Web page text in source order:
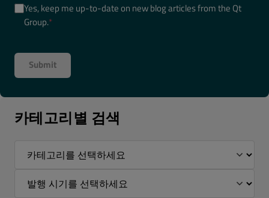
Yes, keep me up-to-date on new blog articles from the Qt
Group.*
카테고리별 검색